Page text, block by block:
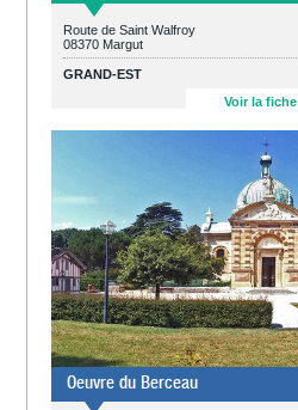
Route de Saint Walfroy
08370 Margut
GRAND-EST
Voir la fiche
Oeuvre du Berceau